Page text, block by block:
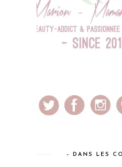
– DANS LES